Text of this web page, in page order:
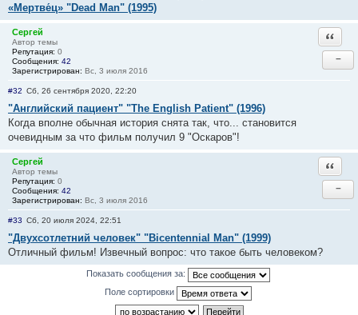
«Мертве́ц» "Dead Man" (1995)
Сергей
Автор темы
Репутация: 0
Сообщения: 42
Зарегистрирован: Вс, 3 июля 2016
−
#32 Сб, 26 сентября 2020, 22:20
"Английский пациент" "The English Patient" (1996)
Когда вполне обычная история снята так, что... становится
очевидным за что фильм получил 9 "Оскаров"!
Сергей
Автор темы
Репутация: 0
Сообщения: 42
Зарегистрирован: Вс, 3 июля 2016
−
#33 Сб, 20 июля 2024, 22:51
"Двухсотлетний человек" "Bicentennial Man" (1999)
Отличный фильм! Извечный вопрос: что такое быть человеком?
Показать сообщения за:
Поле сортировки